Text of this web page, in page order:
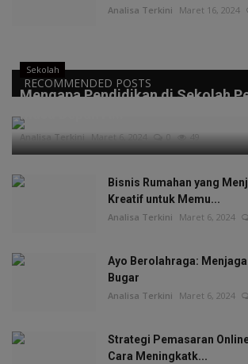
Analisa Terkini Maret 16, 2024
RECOMMENDED POSTS
Sekolah
Mengapa Pendidikan di Sekolah
Masa Depan A...
Analisa Terkini Maret 6, 2024 0 49
Bisnis Rumahan yang
Kreatif untuk Memu...
Analisa Terkini Maret 6, 2024
Ayo Berolahraga:
Bugar
Analisa Terkini Maret 6, 2024
Strategi Pemasaran
Cara Meningkatk...